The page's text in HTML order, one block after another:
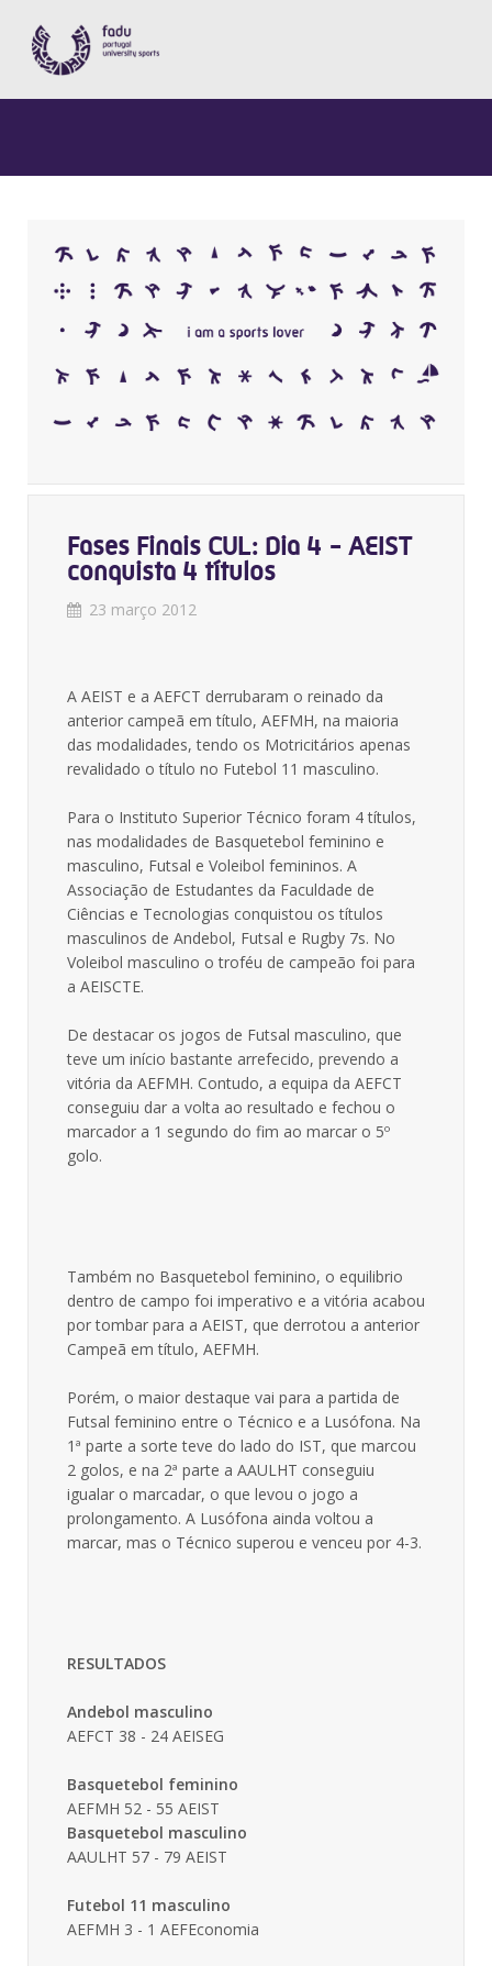
Fases Finais CUL: Dia 4 - AEIST
conquista 4 títulos
23 março 2012
A AEIST e a AEFCT derrubaram o reinado da
anterior campeã em título, AEFMH, na maioria
das modalidades, tendo os Motricitários apenas
revalidado o título no Futebol 11 masculino.
Para o Instituto Superior Técnico foram 4 títulos,
nas modalidades de Basquetebol feminino e
masculino, Futsal e Voleibol femininos. A
Associação de Estudantes da Faculdade de
Ciências e Tecnologias conquistou os títulos
masculinos de Andebol, Futsal e Rugby 7s. No
Voleibol masculino o troféu de campeão foi para
a AEISCTE.
De destacar os jogos de Futsal masculino, que
teve um início bastante arrefecido, prevendo a
vitória da AEFMH. Contudo, a equipa da AEFCT
conseguiu dar a volta ao resultado e fechou o
marcador a 1 segundo do fim ao marcar o 5º
golo.
Também no Basquetebol feminino, o equilibrio
dentro de campo foi imperativo e a vitória acabou
por tombar para a AEIST, que derrotou a anterior
Campeã em título, AEFMH.
Porém, o maior destaque vai para a partida de
Futsal feminino entre o Técnico e a Lusófona. Na
1ª parte a sorte teve do lado do IST, que marcou
2 golos, e na 2ª parte a AAULHT conseguiu
igualar o marcadar, o que levou o jogo a
prolongamento. A Lusófona ainda voltou a
marcar, mas o Técnico superou e venceu por 4-3.
RESULTADOS
Andebol masculino
AEFCT 38 - 24 AEISEG
Basquetebol feminino
AEFMH 52 - 55 AEIST
Basquetebol masculino
AAULHT 57 - 79 AEIST
Futebol 11 masculino
AEFMH 3 - 1 AEFEconomia